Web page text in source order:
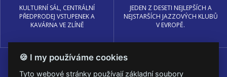
KULTURNÍ SÁL, CENTRÁLNÍ
PŘEDPRODEJ VSTUPENEK A
KAVÁRNA VE ZLÍNĚ
JEDEN Z DESETI NEJLEPŠÍCH A
NEJSTARŠÍCH JAZZOVÝCH KLUBŮ
V EVROPĚ.
🍪 I my používáme cookies
Tyto webové stránky používají základní soubory